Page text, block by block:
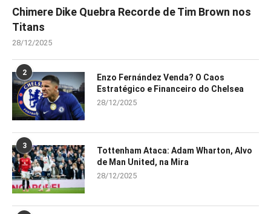
Chimere Dike Quebra Recorde de Tim Brown nos
Titans
28/12/2025
2
Enzo Fernández Venda? O Caos
Estratégico e Financeiro do Chelsea
28/12/2025
3
Tottenham Ataca: Adam Wharton, Alvo
de Man United, na Mira
28/12/2025